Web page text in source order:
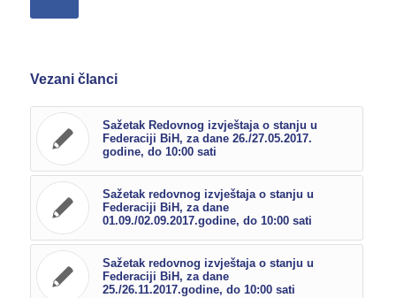
Vezani članci
Sažetak Redovnog izvještaja o stanju u
Federaciji BiH, za dane 26./27.05.2017.
godine, do 10:00 sati
Sažetak redovnog izvještaja o stanju u
Federaciji BiH, za dane
01.09./02.09.2017.godine, do 10:00 sati
Sažetak redovnog izvještaja o stanju u
Federaciji BiH, za dane
25./26.11.2017.godine, do 10:00 sati